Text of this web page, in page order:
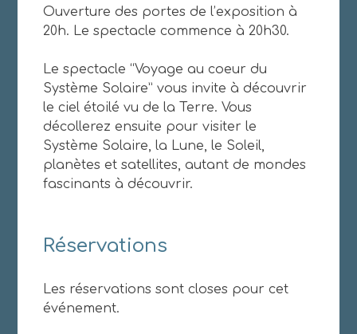
Ouverture des portes de l’exposition à
20h. Le spectacle commence à 20h30.
Le spectacle “Voyage au coeur du
Système Solaire” vous invite à découvrir
le ciel étoilé vu de la Terre. Vous
décollerez ensuite pour visiter le
Système Solaire, la Lune, le Soleil,
planètes et satellites, autant de mondes
fascinants à découvrir.
Réservations
Les réservations sont closes pour cet
événement.